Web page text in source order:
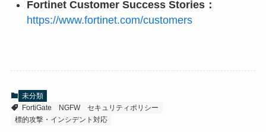
Fortinet Customer Success Stories：
https://www.fortinet.com/customers
未分類
FortiGate
NGFW
セキュリティポリシー
標的攻撃・インシデント対応